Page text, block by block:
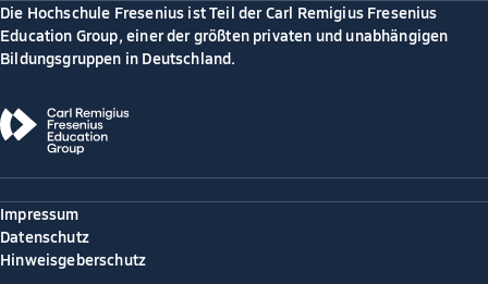
Die Hochschule Fresenius ist Teil der Carl Remigius Fresenius
Education Group, einer der größten privaten und unabhängigen
Bildungsgruppen in Deutschland.
Impressum
Datenschutz
Hinweisgeberschutz